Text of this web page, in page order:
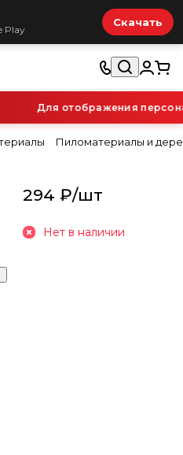
Play
Скачать
Для отображения
Пиломатериалы и
294 ₽/шт
Нет в наличии